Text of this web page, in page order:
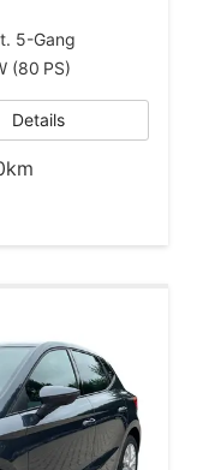
5-Gang
(80 PS)
Details